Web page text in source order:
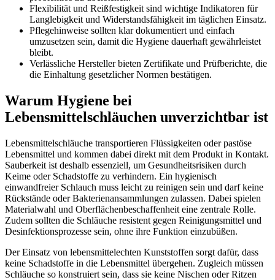
Flexibilität und Reißfestigkeit sind wichtige Indikatoren für
Langlebigkeit und Widerstandsfähigkeit im täglichen Einsatz.
Pflegehinweise sollten klar dokumentiert und einfach
umzusetzen sein, damit die Hygiene dauerhaft gewährleistet
bleibt.
Verlässliche Hersteller bieten Zertifikate und Prüfberichte, die
die Einhaltung gesetzlicher Normen bestätigen.
Warum Hygiene bei
Lebensmittelschläuchen unverzichtbar ist
Lebensmittelschläuche transportieren Flüssigkeiten oder pastöse
Lebensmittel und kommen dabei direkt mit dem Produkt in Kontakt.
Sauberkeit ist deshalb essenziell, um Gesundheitsrisiken durch
Keime oder Schadstoffe zu verhindern. Ein hygienisch
einwandfreier Schlauch muss leicht zu reinigen sein und darf keine
Rückstände oder Bakterienansammlungen zulassen. Dabei spielen
Materialwahl und Oberflächenbeschaffenheit eine zentrale Rolle.
Zudem sollten die Schläuche resistent gegen Reinigungsmittel und
Desinfektionsprozesse sein, ohne ihre Funktion einzubüßen.
Der Einsatz von lebensmittelechten Kunststoffen sorgt dafür, dass
keine Schadstoffe in die Lebensmittel übergehen. Zugleich müssen
Schläuche so konstruiert sein, dass sie keine Nischen oder Ritzen